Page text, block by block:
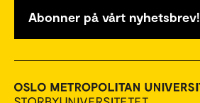
Abonner på vårt nyhetsbrev!